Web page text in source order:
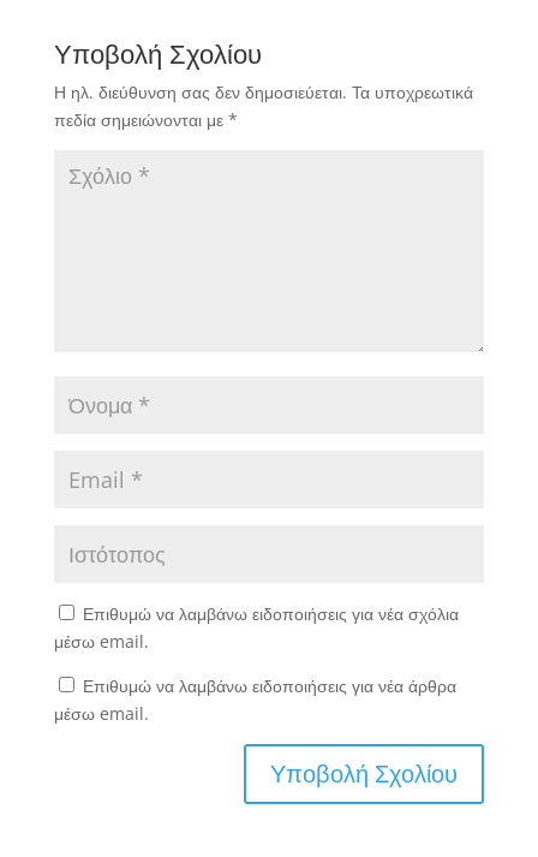
Υποβολή Σχολίου
Η ηλ. διεύθυνση σας δεν δημοσιεύεται. Τα υποχρεωτικά
πεδία σημειώνονται με *
Επιθυμώ να λαμβάνω ειδοποιήσεις για νέα σχόλια
μέσω email.
Επιθυμώ να λαμβάνω ειδοποιήσεις για νέα άρθρα
μέσω email.